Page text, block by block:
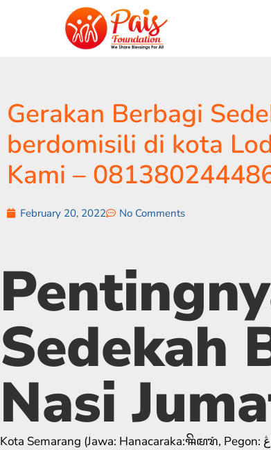
Gerakan Berbagi
berdomisili di kota
Kami –
February 20, 2022 No Comments
Sedekah
Nasi
Kota Semarang (Jawa: Hanacaraka:ꦯꦼꦩꦫꦁ​, Pegon: سماراڠ) adalah ibu kota Provinsi Jawa